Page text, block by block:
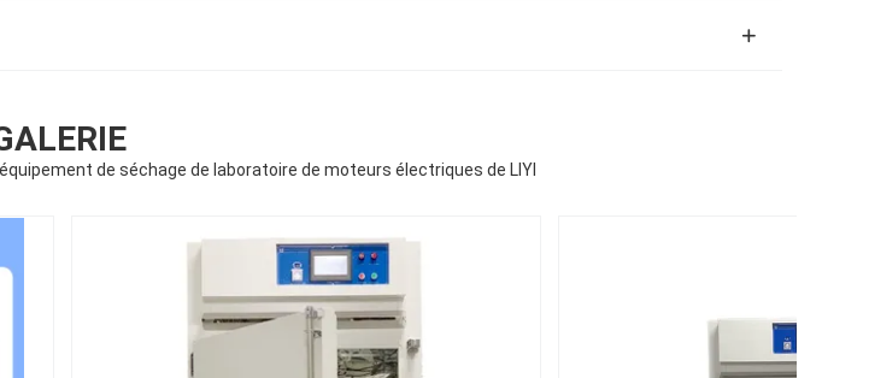
de séchage de laboratoire de moteurs électriques de LIYI